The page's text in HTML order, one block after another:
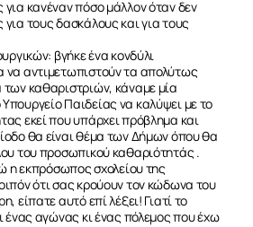
για κανέναν πόσο μάλλον όταν δεν
τους δασκάλους και για τους
βγήκε ένα κονδύλι
αντιμετωπιστούν τα απολύτως
καθαριστριών, κάναμε μία
Παιδείας να καλύψει με το
εκεί που υπάρχει πρόβλημα και
θα είναι θέμα των Δήμων όπου θα
του προσωπικού καθαριότητάς .
η εκπρόσωπος σχολείου της
ότι σας κρούουν τον κώδωνα του
είπατε αυτό επί λέξει! Γιατί το
ένας αγώνας κι ένας πόλεμος που έχω